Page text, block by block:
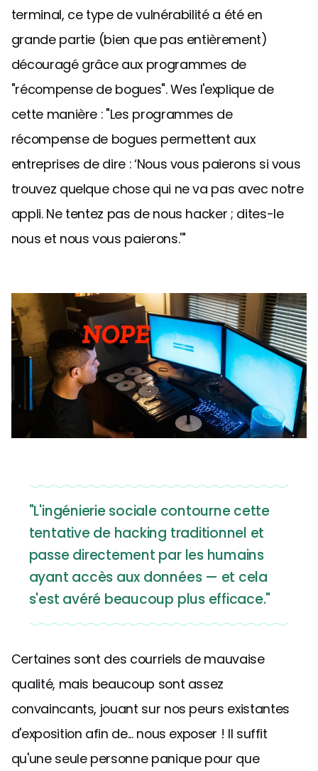
terminal, ce type de vulnérabilité a été en
grande partie (bien que pas entièrement)
découragé grâce aux programmes de
"récompense de bogues". Wes l'explique de
cette manière : "Les programmes de
récompense de bogues permettent aux
entreprises de dire : ‘Nous vous paierons si vous
trouvez quelque chose qui ne va pas avec notre
appli. Ne tentez pas de nous hacker ; dites-le
nous et nous vous paierons.'"
"L'ingénierie sociale contourne cette
tentative de hacking traditionnel et
passe directement par les humains
ayant accès aux données — et cela
s'est avéré beaucoup plus efficace."
Certaines sont des courriels de mauvaise
qualité, mais beaucoup sont assez
convaincants, jouant sur nos peurs existantes
d'exposition afin de... nous exposer ! Il suffit
qu'une seule personne panique pour que